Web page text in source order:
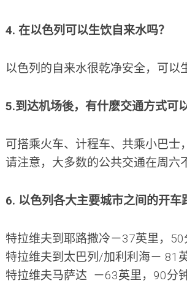
4. 在以色列可以生饮自来水吗？
以色列的自来水很乾净安全，可以
5.到达机场後，有什麽交通方式可
可搭乘火车、计程车、共乘小巴士
请注意，大多数的公共交通在周六
6. 以色列各大主要城市之间的开车
特拉维夫到耶路撒冷－37英里，50
特拉维夫到太巴列/加利利海－ 81
特拉维夫马萨达 －63英里，90分